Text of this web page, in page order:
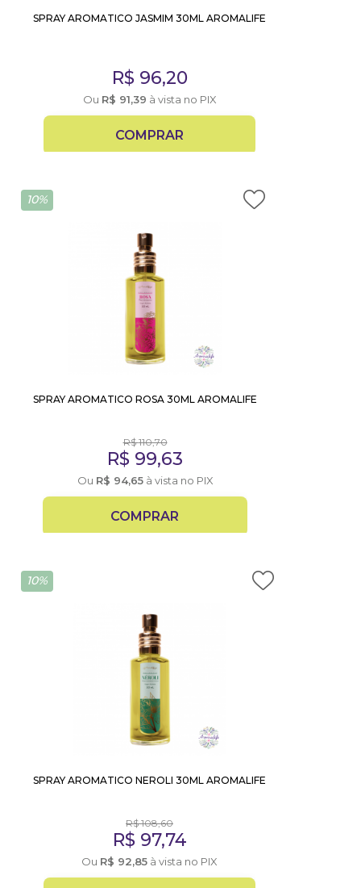
SPRAY AROMATICO JASMIM 30ML AROMALIFE
R$ 96,20
Ou R$ 91,39 à vista no PIX
COMPRAR
10%
SPRAY AROMATICO ROSA 30ML AROMALIFE
R$110,70
R$ 99,63
Ou R$ 94,65à vista no PIX
COMPRAR
10%
SPRAY AROMATICO NEROLI 30ML AROMALIFE
R$108,60
R$ 97,74
Ou R$ 92,85 à vista no PIX